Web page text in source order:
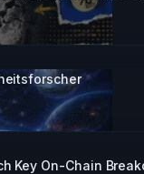
Key On-Chain